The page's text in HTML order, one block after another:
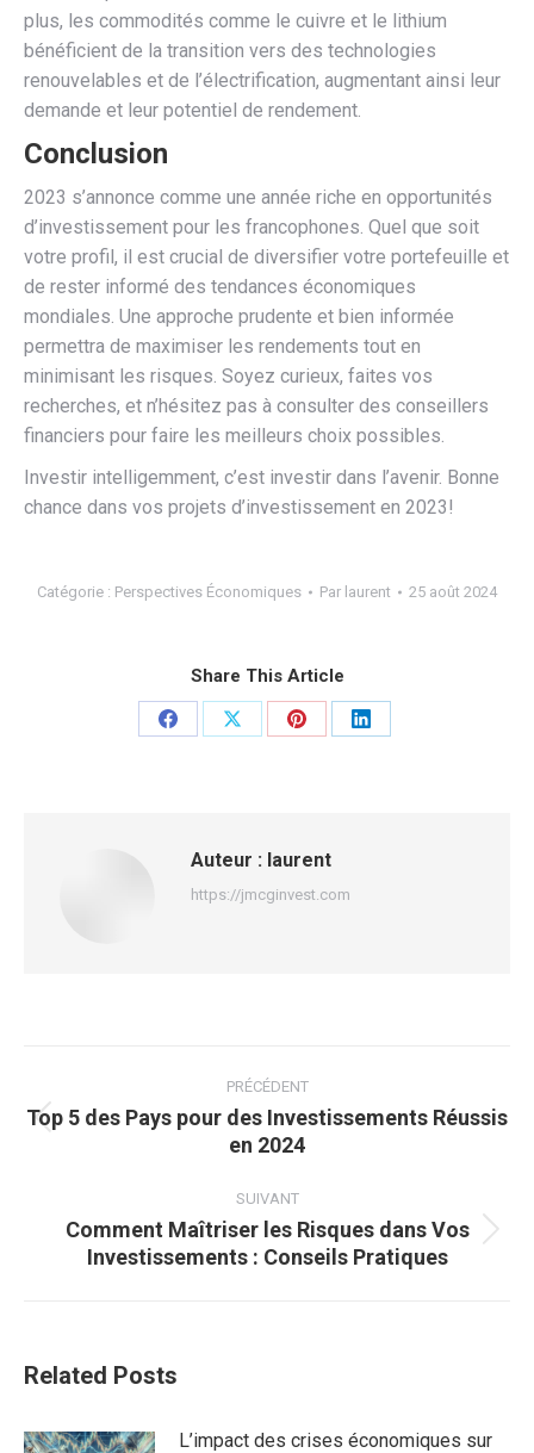
plus, les commodités comme le cuivre et le lithium
bénéficient de la transition vers des technologies
renouvelables et de l’électrification, augmentant ainsi leur
demande et leur potentiel de rendement.
Conclusion
2023 s’annonce comme une année riche en opportunités
d’investissement pour les francophones. Quel que soit
votre profil, il est crucial de diversifier votre portefeuille et
de rester informé des tendances économiques
mondiales. Une approche prudente et bien informée
permettra de maximiser les rendements tout en
minimisant les risques. Soyez curieux, faites vos
recherches, et n’hésitez pas à consulter des conseillers
financiers pour faire les meilleurs choix possibles.
Investir intelligemment, c’est investir dans l’avenir. Bonne
chance dans vos projets d’investissement en 2023!
Catégorie : Perspectives Économiques Par laurent 25 août 2024
Share This Article
PartagerPartagerPartagerPartager
Auteur : laurent
https://jmcginvest.com
article
PRÉCÉDENT
Article
précédent
:
Top 5 des Pays pour des Investissements Réussis
en 2024
SUIVANT
Article
suivant
Comment Maîtriser les Risques dans Vos
Investissements : Conseils Pratiques
Related Posts
L’impact des crises économiques sur